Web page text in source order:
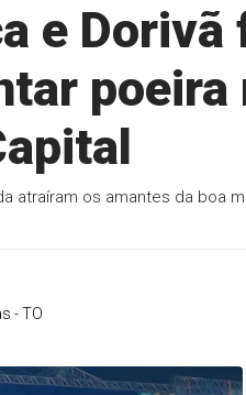
e
atraíram os amantes da boa
- TO